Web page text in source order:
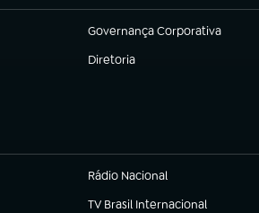
Governança Corporativa
(abre em nova aba)
Diretoria
(abre em nova aba)
Rádio Nacional
TV Brasil Internacional
(abre em nova aba)